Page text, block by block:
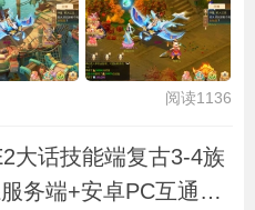
阅读1136
大话技能端复古3-4族
务端+安卓PC互通客